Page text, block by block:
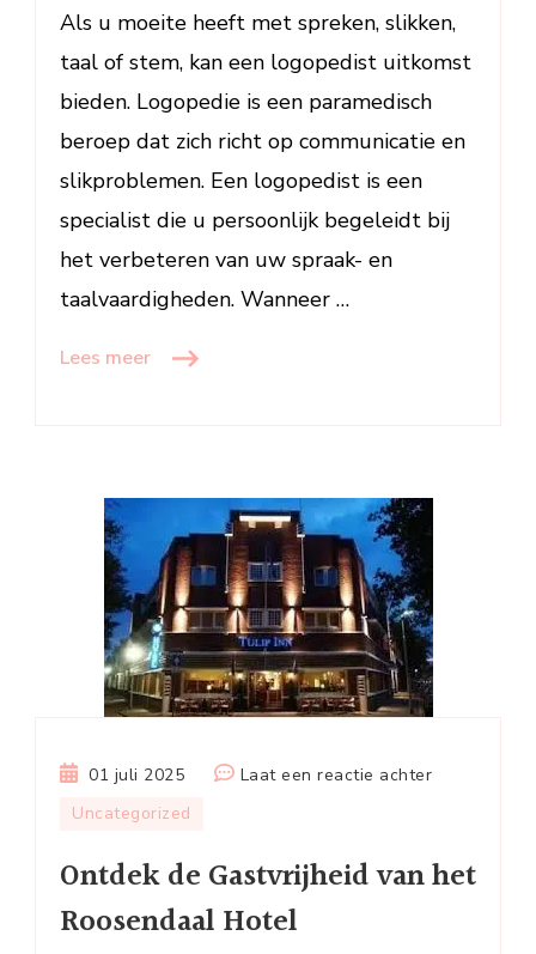
Als u moeite heeft met spreken, slikken,
taal of stem, kan een logopedist uitkomst
bieden. Logopedie is een paramedisch
beroep dat zich richt op communicatie en
slikproblemen. Een logopedist is een
specialist die u persoonlijk begeleidt bij
het verbeteren van uw spraak- en
taalvaardigheden. Wanneer …
Lees meer
01 juli 2025 Laat een reactie achterop
Gastvrijheid
Uncategorized
Ontdek de Gastvrijheid van het
Roosendaal Hotel